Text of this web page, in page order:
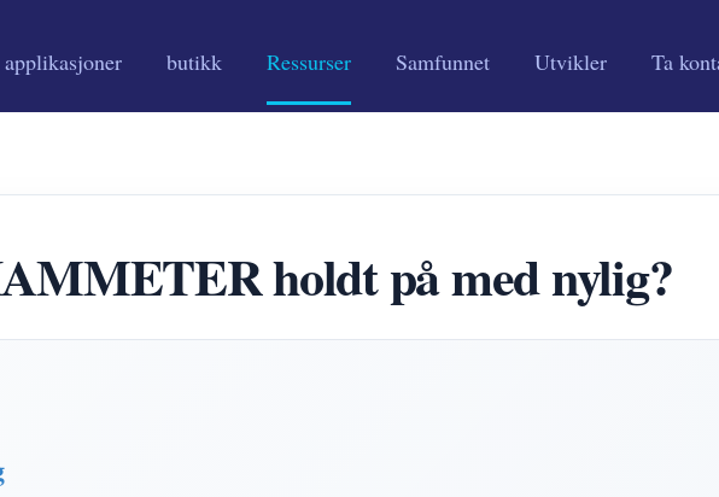
applikasjoner butikk Ressurser Samfunnet Utvikler Ta
holdt på med nylig?